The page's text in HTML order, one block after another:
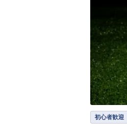
初心者歓迎